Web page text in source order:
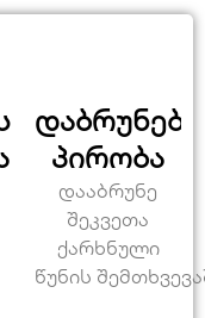
პირობა
დააბრუნე
შეკვეთა
ქარხნული
წუნის